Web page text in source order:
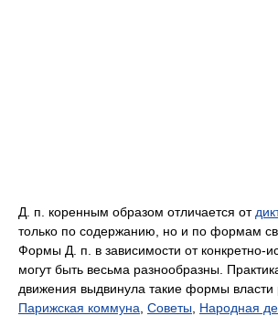
Д. п. коренным образом отличается от
только по содержанию, но и по формам
Формы Д. п. в зависимости от конкретно-
могут быть весьма разнообразны.
движения выдвинула такие формы власти
Парижская коммуна Советы Народная